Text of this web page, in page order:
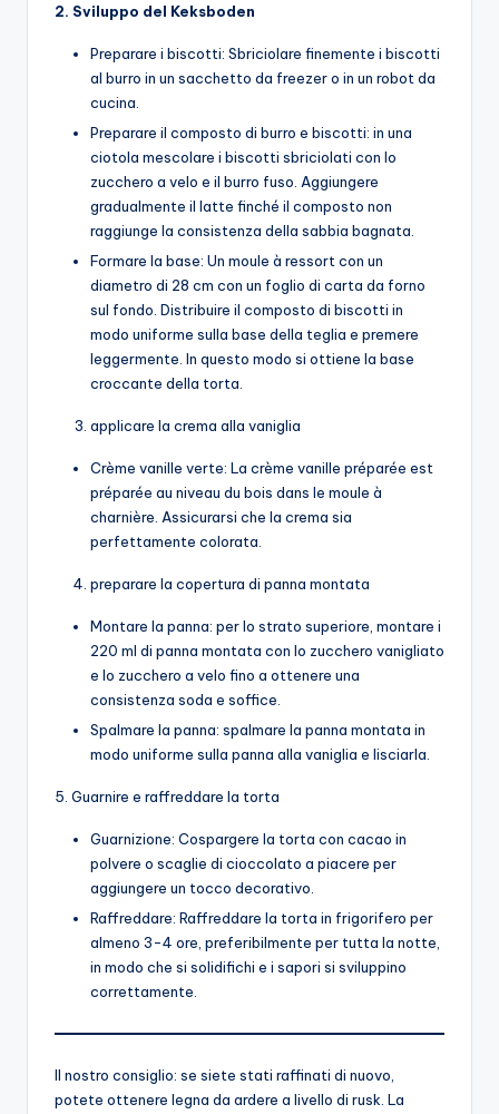
2. Sviluppo del Keksboden
Preparare i biscotti: Sbriciolare finemente i biscotti
al burro in un sacchetto da freezer o in un robot da
cucina.
Preparare il composto di burro e biscotti: in una
ciotola mescolare i biscotti sbriciolati con lo
zucchero a velo e il burro fuso. Aggiungere
gradualmente il latte finché il composto non
raggiunge la consistenza della sabbia bagnata.
Formare la base: Un moule à ressort con un
diametro di 28 cm con un foglio di carta da forno
sul fondo. Distribuire il composto di biscotti in
modo uniforme sulla base della teglia e premere
leggermente. In questo modo si ottiene la base
croccante della torta.
applicare la crema alla vaniglia
Crème vanille verte: La crème vanille préparée est
préparée au niveau du bois dans le moule à
charnière. Assicurarsi che la crema sia
perfettamente colorata.
preparare la copertura di panna montata
Montare la panna: per lo strato superiore, montare i
220 ml di panna montata con lo zucchero vanigliato
e lo zucchero a velo fino a ottenere una
consistenza soda e soffice.
Spalmare la panna: spalmare la panna montata in
modo uniforme sulla panna alla vaniglia e lisciarla.
5. Guarnire e raffreddare la torta
Guarnizione: Cospargere la torta con cacao in
polvere o scaglie di cioccolato a piacere per
aggiungere un tocco decorativo.
Raffreddare: Raffreddare la torta in frigorifero per
almeno 3-4 ore, preferibilmente per tutta la notte,
in modo che si solidifichi e i sapori si sviluppino
correttamente.
Il nostro consiglio: se siete stati raffinati di nuovo,
potete ottenere legna da ardere a livello di rusk. La